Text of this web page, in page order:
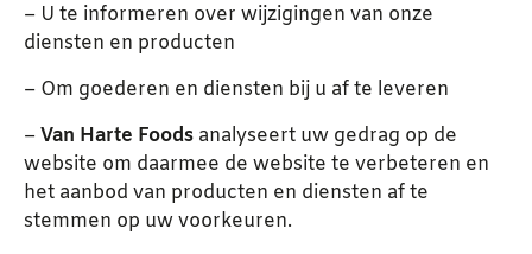
– U te informeren over wijzigingen van onze
diensten en producten
– Om goederen en diensten bij u af te leveren
–Van Harte Foods analyseert uw gedrag op de
website om daarmee de website te verbeteren en
het aanbod van producten en diensten af te
stemmen op uw voorkeuren.